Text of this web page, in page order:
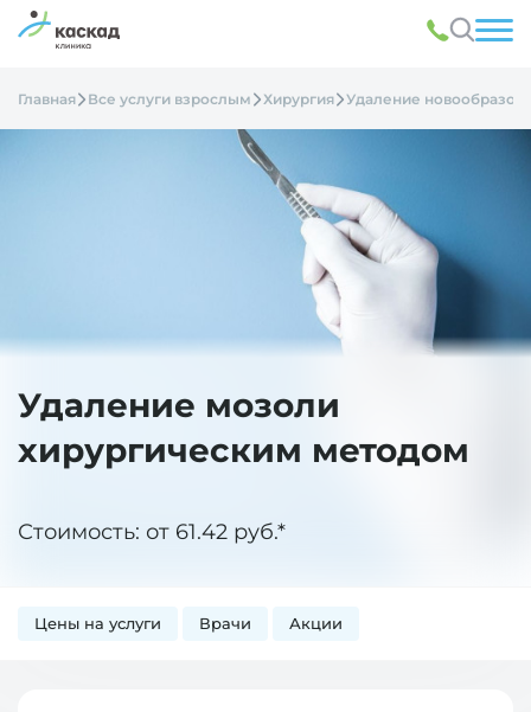
Главная Все услуги взрослым Хирургия Удаление
Удаление мозоли
хирургическим методом
Стоимость: от 61.42 руб.*
Цены на услуги Врачи Акции